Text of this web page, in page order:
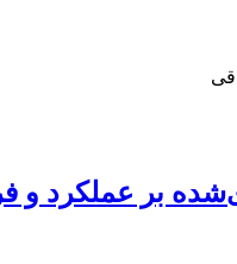
بر عملکرد